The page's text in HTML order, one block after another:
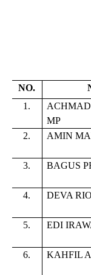
NO.
1.
ACHMAD
MP
2. AMIN
3. BAGUS
4. DEVA
5. EDI
6. KAHFIL